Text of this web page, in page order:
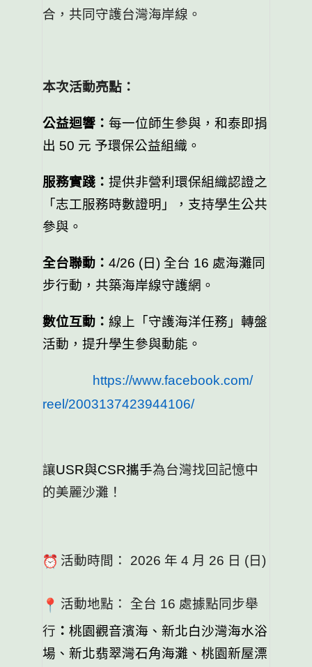
合， 共同守護台灣海岸線。
本次活動亮點：
公益迴響： 每一位師生參與，和泰即捐
出 50 元 予環保公益組織。
服務實踐： 提供非營利環保組織認證之
「志工服務時數證明」， 支持學生公共
參與。
全台聯動： 4/26 (日) 全台 16 處海灘同
步行動，共築海岸線守護網。
數位互動： 線上「守護海洋任務」轉盤
活動，提升學生參與動能。
https://www.facebook.com/
reel/2003137423944106/
讓USR與CSR攜手為台灣找回記憶中
的美麗沙灘！
活動時間： 2026 年 4 月 26 日 (日)
活動地點： 全台 16 處據點同步舉
行 ： 桃園觀音濱海、新北白沙灣海水浴
場、 新北翡翠灣石角海灘、桃園新屋漂